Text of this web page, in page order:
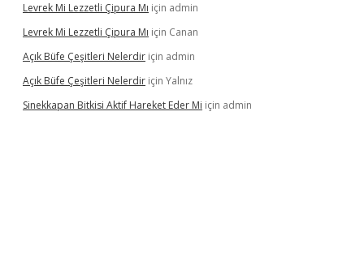
Levrek Mi Lezzetli Çipura Mı için admin
Levrek Mi Lezzetli Çipura Mı için Canan
Açık Büfe Çeşitleri Nelerdir için admin
Açık Büfe Çeşitleri Nelerdir için Yalnız
Sinekkapan Bitkisi Aktif Hareket Eder Mi için admin